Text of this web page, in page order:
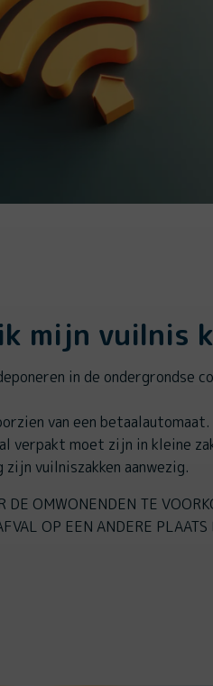
mijn vuilnis
in de ondergrondse
van een
verpakt moet zijn in kleine
vuilniszakken aanwezig.
DE OMWONENDEN TE
OP EEN ANDERE